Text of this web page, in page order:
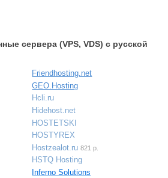
сервера (VPS, VDS) с русской
Friendhosting.net
GEO.Hosting
Hcli.ru
Hidehost.net
HOSTETSKI
HOSTYREX
Hostzealot.ru 821 р.
HSTQ Hosting
Inferno Solutions